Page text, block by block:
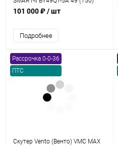
СЕРИЯ N1500, сигнализация VIN
101 000 ₽/ шт
Подробнее
Рассрочка 0-0-36
ПТС
Скутер Vento (Венто) VMC MAX